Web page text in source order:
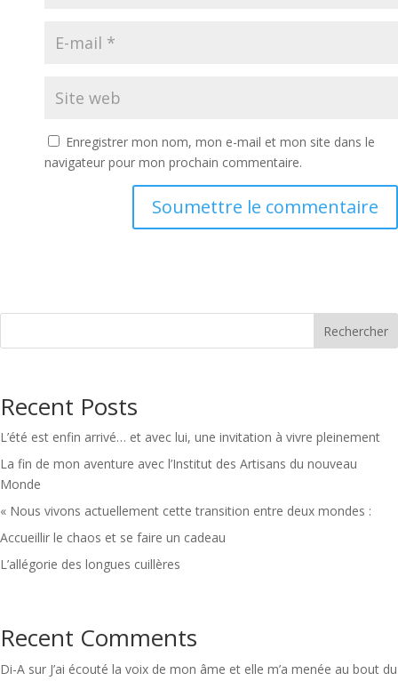
Enregistrer mon nom, mon e-mail et mon site dans le
navigateur pour mon prochain commentaire.
Soumettre le commentaire
Rechercher
Recent Posts
L’été est enfin arrivé… et avec lui, une invitation à vivre pleinement
La fin de mon aventure avec l’Institut des Artisans du nouveau
Monde
« Nous vivons actuellement cette transition entre deux mondes :
Accueillir le chaos et se faire un cadeau
L’allégorie des longues cuillères
Recent Comments
Di-A sur J’ai écouté la voix de mon âme et elle m’a menée au bout du